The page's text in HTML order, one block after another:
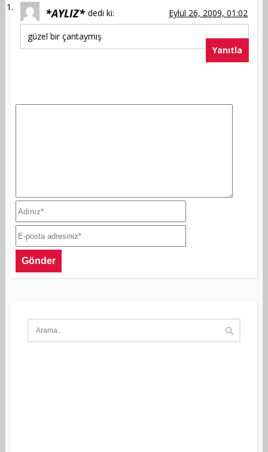
*AYLIZ* dedi ki: Eylül 26, 2009, 01:02
güzel bir çantaymış
Yanıtla